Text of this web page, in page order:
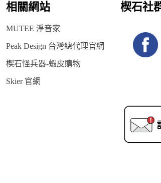
相關網站 楔石社
MUTEE 淨音家
Peak Design 台灣總代理官網
楔石怪兵器-蝦皮購物
Skier 官網